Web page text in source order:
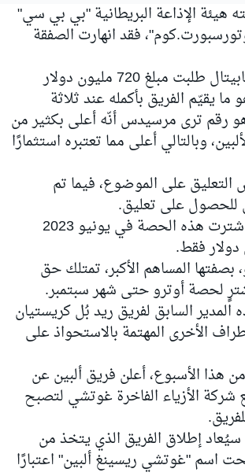
هيئة الإذاعة البريطانية "بي بي سي"
فقد انهارت الصفقة
ويُفهم أنّ أوترو كابيتال طلبت مبلغ 720 مليون دولار
يقيّم الفريق بأكمله عند ثلاثة
رقم ترى مرسيدس أنّه أعلى بكثير من
وبالتالي أعلى مما تعتبره استثمارًا
على الموضوع، فيما تم
للحصول على تعليق.
وكانت أوترو قد اشترت هذه الحصة في يونيو 2023
بصفتها المساهم الأكبر، تمتلك حق
لحصة أوترو حتى شهر سبتمبر.
المدير السابق لفريق ريد بُل كريستيان
الأخرى المهتمة بالاستحواذ على
الأسبوع، أعلن فريق ألبين عن
الأزياء الفاخرة غوتشي لتصبح
إطلاق الفريق الذي يتخذ من
اسم "غوتشي ريسينغ ألبين" اعتبارًا